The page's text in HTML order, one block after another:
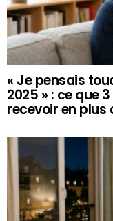
« Je pensais
2025 » : ce que
recevoir en